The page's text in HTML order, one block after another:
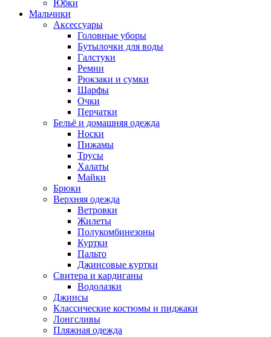
Юбки
Мальчики
Аксессуары
Головные уборы
Бутылочки для воды
Галстуки
Ремни
Рюкзаки и сумки
Шарфы
Очки
Перчатки
Бельё и домашняя одежда
Носки
Пижамы
Трусы
Халаты
Майки
Брюки
Верхняя одежда
Ветровки
Жилеты
Полукомбинезоны
Куртки
Пальто
Джинсовые куртки
Свитера и кардиганы
Водолазки
Джинсы
Классические костюмы и пиджаки
Лонгсливы
Пляжная одежда